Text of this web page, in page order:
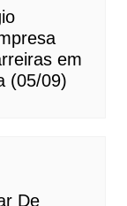
em
(05/09)
De